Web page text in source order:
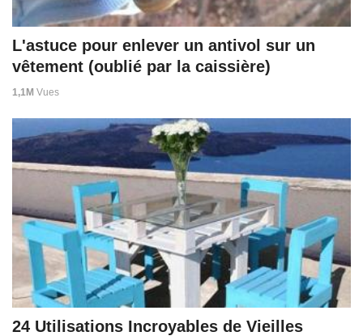
L'astuce pour enlever un antivol sur un
vêtement (oublié par la caissière)
1,1M Vues
24 Utilisations Incroyables de Vieilles